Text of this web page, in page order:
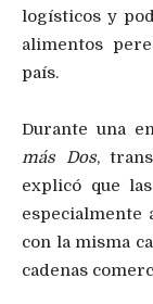
logísticos y
alimentos
país.
Durante una
más Dos,
explicó que
especialmente
con la misma
cadenas